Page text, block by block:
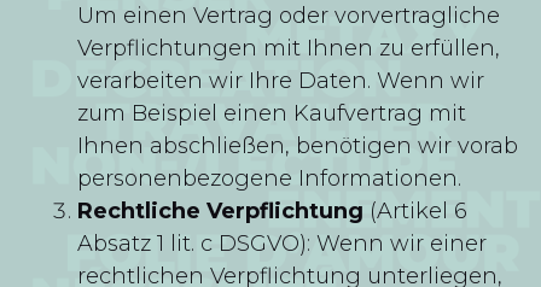
Um einen Vertrag oder vorvertragliche
Verpflichtungen mit Ihnen zu erfüllen,
verarbeiten wir Ihre Daten. Wenn wir
zum Beispiel einen Kaufvertrag mit
Ihnen abschließen, benötigen wir vorab
personenbezogene Informationen.
Rechtliche Verpflichtung (Artikel 6
Absatz 1 lit. c DSGVO): Wenn wir einer
rechtlichen Verpflichtung unterliegen,